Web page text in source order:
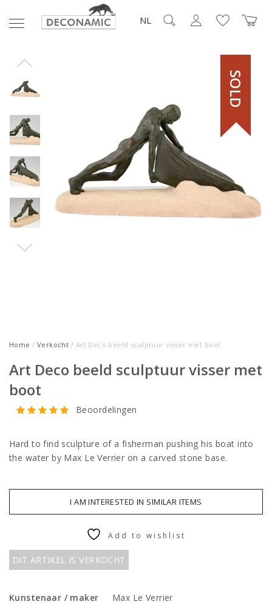
NL
SOLD
Home / Verkocht / Art Deco beeld sculptuur visser met boot
Art Deco beeld sculptuur visser met
boot
Beoordelingen
Hard to find sculpture of a fisherman pushing his boat into
the water by Max Le Verrier on a carved stone base.
I AM INTERESTED IN SIMILAR ITEMS
DIT ARTIKEL IS VERKOCHT
Add to wishlist
Kunstenaar / maker
Max Le Verrier